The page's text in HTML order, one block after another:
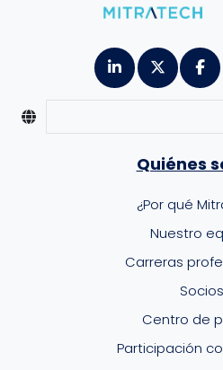
Quiénes
¿Por qué
Nuestro
Carreras
Socios
Centro de
Participación